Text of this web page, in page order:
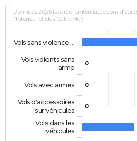
Données 2025 (source : Linternaute.com
l'Intérieur et des Outre-Mer)
0
0
0
Vols sans violence …
Vols violents sans
arme
Vols avec armes
Vols d'accessoires
sur véhicules
Vols dans les
véhicules